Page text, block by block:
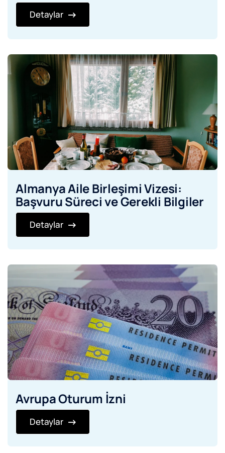
Detaylar
Almanya Aile Birleşimi Vizesi:
Başvuru Süreci ve Gerekli Bilgiler
Detaylar
Avrupa Oturum İzni
Detaylar